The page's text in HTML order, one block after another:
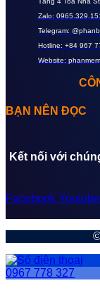
Zalo:
Telegram:
Hotline: +84 967
Website:
BẠN NÊN ĐỌC
Kết nối với
Facebook Youtube
0967 778 327